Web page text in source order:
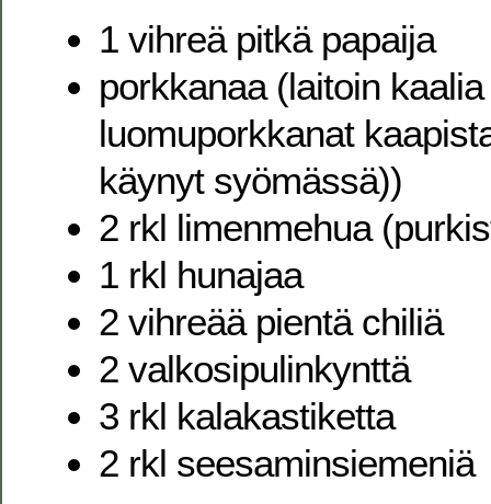
1 vihreä pitkä papaija
porkkanaa (laitoin
luomuporkkanat
käynyt syömässä))
2 rkl limenmehua
1 rkl hunajaa
2 vihreää pientä chiliä
2 valkosipulinkynttä
3 rkl kalakastiketta
2 rkl seesaminsiemeniä